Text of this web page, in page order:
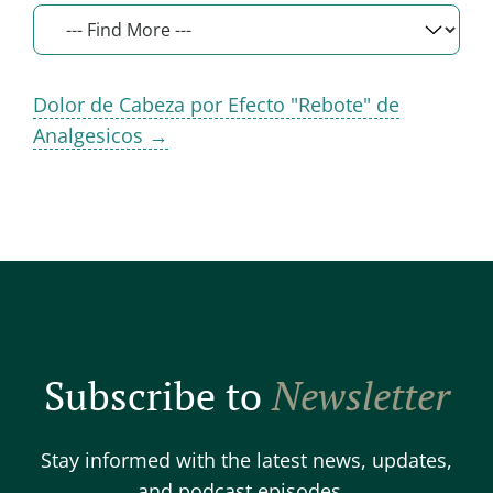
Dolor de Cabeza por Efecto "Rebote" de
Analgesicos →
Subscribe toNewsletter
Stay informed with the latest news, updates,